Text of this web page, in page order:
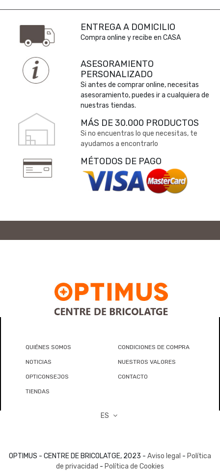
ENTREGA A DOMICILIO
Compra online y recibe en CASA
ASESORAMIENTO
PERSONALIZADO
Si antes de comprar online, necesitas
asesoramiento, puedes ir a cualquiera de
nuestras tiendas.
MÁS DE 30.000 PRODUCTOS
Si no encuentras lo que necesitas, te
ayudamos a encontrarlo
MÉTODOS DE PAGO
QUIÉNES SOMOS CONDICIONES DE COMPRA
NOTICIAS NUESTROS VALORES
OPTICONSEJOS CONTACTO
TIENDAS
ES
OPTIMUS - CENTRE DE BRICOLATGE, 2023 - Aviso legal - Política
de privacidad - Política de Cookies